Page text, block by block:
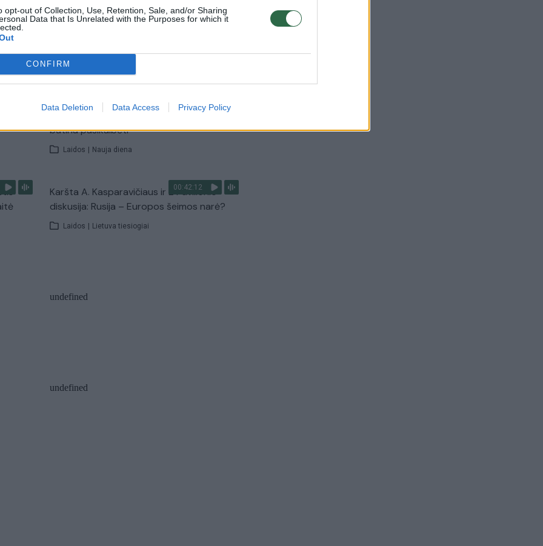
opt-out of Collection, Use, Retention, Sale, and/or Sharing
Data that Is Unrelated with the Purposes for which it
CONFIRM
Data Deletion Data Access Privacy Policy
Ruošiantis naujiems mokslo metams –
vaikų teisių tarnybos primena: štai apie ką
būtina pasikalbėti
Laidos | Nauja diena
00:42:12
Karšta A. Kasparavičiaus ir Ž Pavilionio
diskusija: Rusija – Europos šeimos narė?
Laidos | Lietuva tiesiogiai